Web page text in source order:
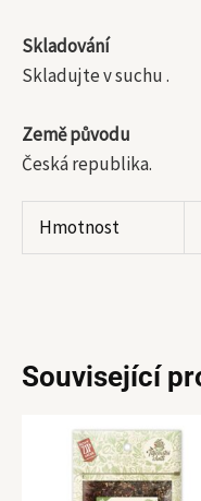
Skladování
Skladujte v suchu .
Země původu
Česká republika.
Hmotnost
Související